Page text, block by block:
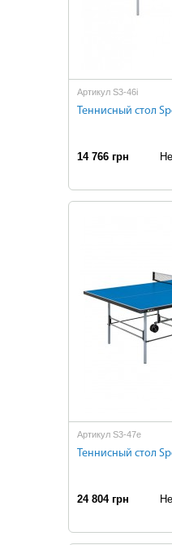
Артикул S3-46i
Теннисный стол
14 766 грн
Артикул S3-47e
Теннисный стол
24 804 грн